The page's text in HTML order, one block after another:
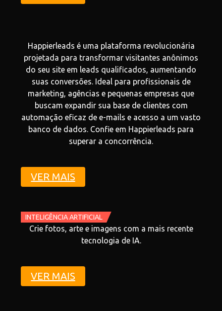
Happierleads é uma plataforma revolucionária
projetada para transformar visitantes anônimos
do seu site em leads qualificados, aumentando
suas conversões. Ideal para profissionais de
marketing, agências e pequenas empresas que
buscam expandir sua base de clientes com
automação eficaz de e-mails e acesso a um vasto
banco de dados. Confie em Happierleads para
superar a concorrência.
VER MAIS
INTELIGÊNCIA ARTIFICIAL
Crie fotos, arte e imagens com a mais recente
tecnologia de IA.
VER MAIS